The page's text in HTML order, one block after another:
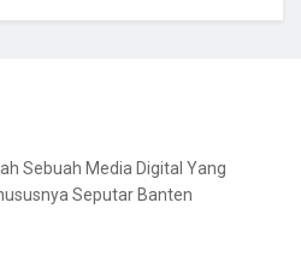
Sebuah Media Digital Yang
Seputar Banten